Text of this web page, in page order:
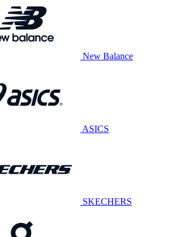
New Balance
ASICS
SKECHERS